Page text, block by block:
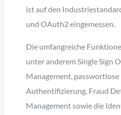
ist auf den
und OAuth2 eingemessen.
Die umfangreiche
unter anderem Single Sign
Management,
Authentifizierung, Fraud
Management sowie die